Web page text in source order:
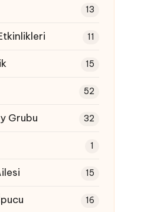
13
11
15
52
Grubu 32
1
15
16